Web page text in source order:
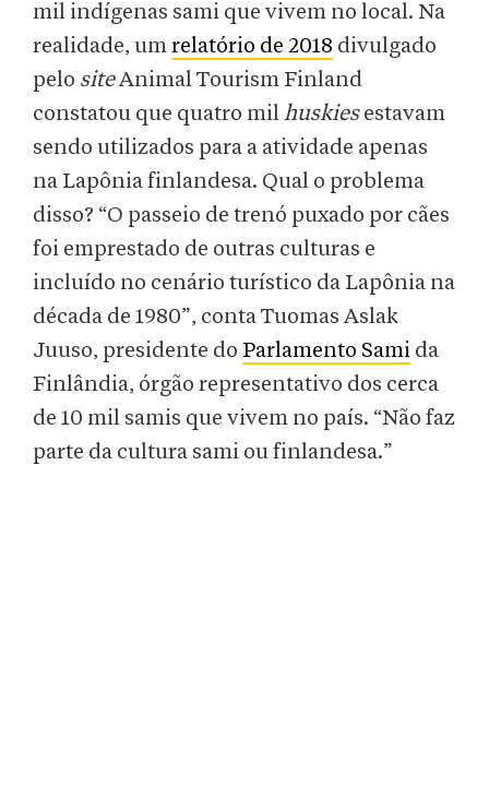
mil indígenas sami que vivem no local. Na
realidade, umrelatório de 2018 divulgado
pelo siteAnimal Tourism Finland
constatou que quatro milhuskiesestavam
sendo utilizados para a atividade apenas
na Lapônia finlandesa. Qual o problema
disso? “O passeio de trenó puxado por cães
foi emprestado de outras culturas e
incluído no cenário turístico da Lapônia na
década de 1980”, conta Tuomas Aslak
Juuso, presidente do Parlamento Sami da
Finlândia, órgão representativo dos cerca
de 10 mil samis que vivem no país. “Não faz
parte da cultura sami ou finlandesa.”